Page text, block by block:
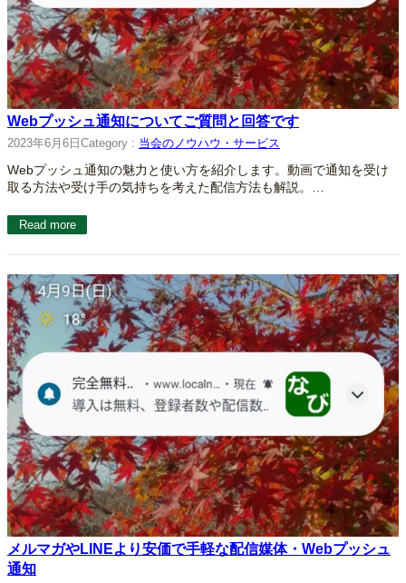
Webプッシュ通知についてご質問と回答です
2023年6月6日 Category : 当会のノウハウ・サービス
Webプッシュ通知の魅力と使い方を紹介します。動画で通知を受け
取る方法や受け手の気持ちを考えた配信方法も解説。…
Read more
メルマガやLINEより安価で手軽な配信媒体・Webプッシュ
通知